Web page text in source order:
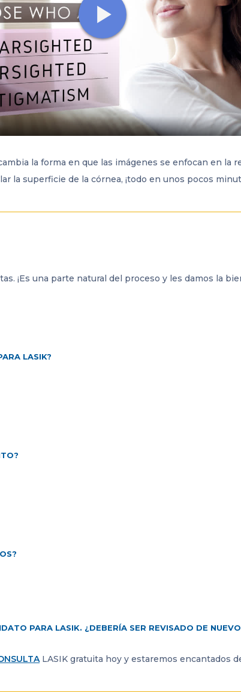
la forma en que las imágenes se enfocan en la
la superficie de la córnea, ¡todo en unos pocos
¡Es una parte natural del proceso y les damos la
LASIK?
PARA LASIK. ¿DEBERÍA SER REVISADO DE
LASIK gratuita hoy y estaremos encantados